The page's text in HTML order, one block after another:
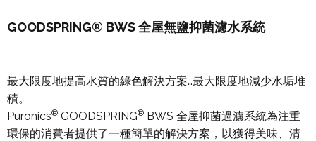
GOODSPRING® BWS 全屋無鹽抑菌濾水系統
最大限度地提高水質的綠色解決方案…最大限度地減少水垢堆
積。
Puronics® GOODSPRING® BWS 全屋抑菌過濾系統為注重
環保的消費者提供了一種簡單的解決方案，以獲得美味、清